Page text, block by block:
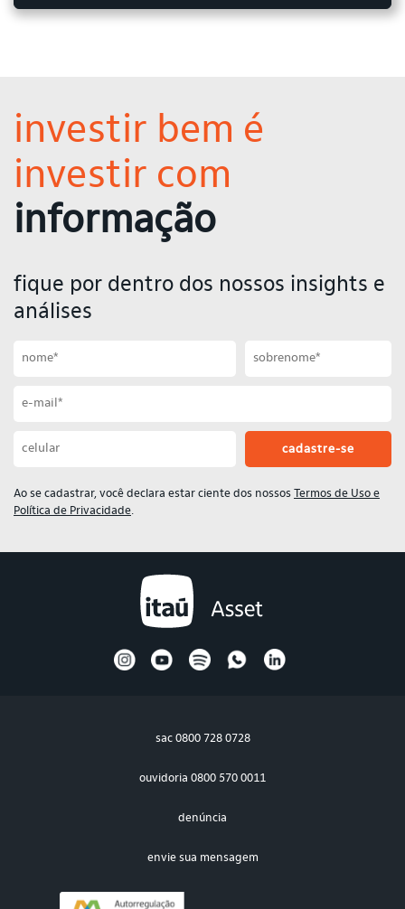
investir bem é
investir com
informação
fique por dentro dos nossos insights e
análises
Ao se cadastrar, você declara estar ciente dos nossos
Termos de Uso e
Política de Privacidade.
sac 0800 728 0728
ouvidoria 0800 570 0011
denúncia
envie sua mensagem